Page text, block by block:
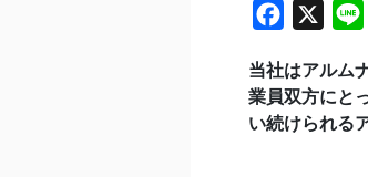
Facebook
X
当社はアルム
業員双方にと
い続けられる